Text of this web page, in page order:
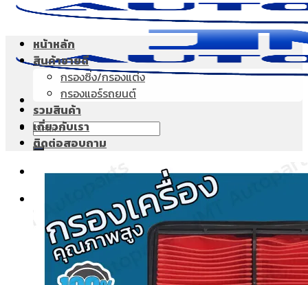
Search
for:
หน้าหลัก
สินค้าขายดี
กรองซิ่ง/กรองแต่ง
กรองแอร์รถยนต์
รวมสินค้า
เกี่ยวกับเรา
ติดต่อสอบถาม